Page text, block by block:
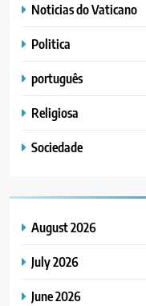
Noticias do Vaticano
Politica
português
Religiosa
Sociedade
August 2026
July 2026
June 2026